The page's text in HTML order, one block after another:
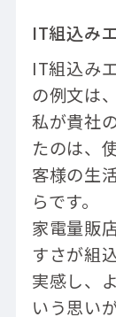
IT組込み
IT組込み
の例文は
私が貴社
たのは、
客様の生
らです。
家電量販
すさが組
実感し、
いう思い